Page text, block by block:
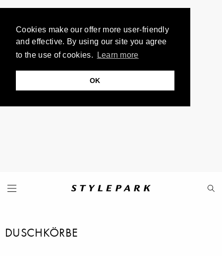
Cookies make our offer more user-friendly
and effective. By using our site you agree
to the use of cookies.
Learn more
OK
DUSCHKÖRBE